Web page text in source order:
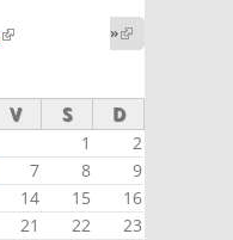
(link is»
external)
V S D
1
2
7 8
9
14 15
16
21 22
23